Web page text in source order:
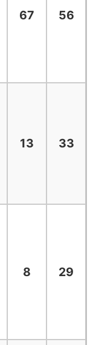
67 56
13 33
8 29